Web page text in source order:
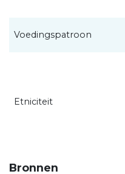
Voedingspatroon
Etniciteit
Bronnen